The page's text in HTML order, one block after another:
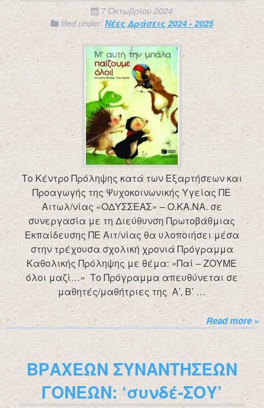
7 Οκτωβρίου 2024
filed under:Νέες Δράσεις 2024 - 2025
Το Κέντρο Πρόληψης κατά των Εξαρτήσεων και
Προαγωγής της Ψυχοκοινωνικής Υγείας ΠΕ
Αιτωλ/νίας «ΟΔΥΣΣΕΑΣ» – Ο.ΚΑ.ΝΑ. σε
συνεργασία με τη Διεύθυνση Πρωτοβάθμιας
Εκπαίδευσης ΠΕ Αιτ/νίας θα υλοποιήσει μέσα
στην τρέχουσα σχολική χρονιά Πρόγραμμα
Καθολικής Πρόληψης με θέμα: «Παί – ΖΟΥΜΕ
όλοι μαζί…» Το Πρόγραμμα απευθύνεται σε
μαθητές/μαθήτριες της Α’, Β’ …
Read more »
ΒΡΑΧΕΩΝ ΣΥΝΑΝΤΗΣΕΩΝ
ΓΟΝΕΩΝ: ‘συνδέ-ΣΟΥ’